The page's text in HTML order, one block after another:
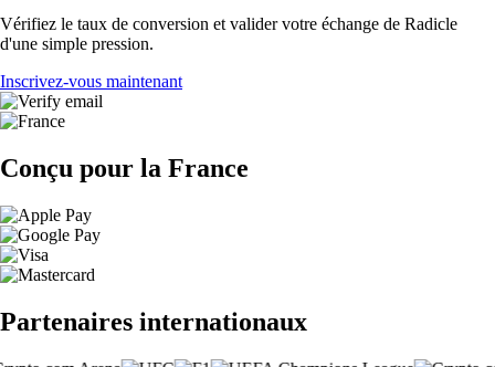
Vérifiez le taux de conversion et valider votre échange de Radicle
d'une simple pression.
Inscrivez-vous maintenant
Conçu pour la France
Partenaires internationaux